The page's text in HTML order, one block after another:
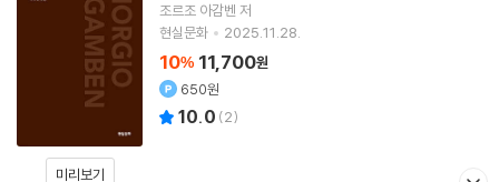
미리보기
조르조 아감벤 저
현실문화
2025.11.28.
10% 11,700원
650원
10.0 (2)